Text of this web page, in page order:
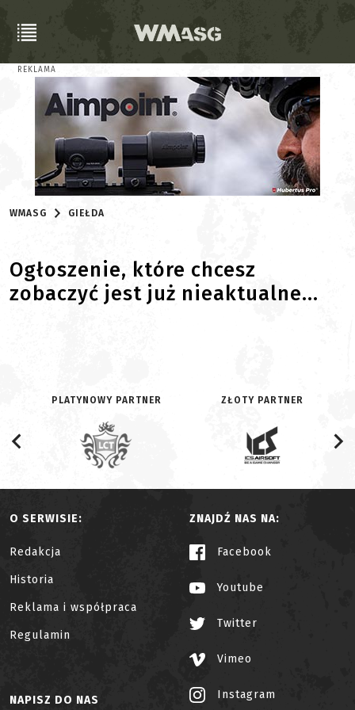
REKLAMA
WMASG GIEŁDA
Ogłoszenie, które chcesz
zobaczyć jest już nieaktualne...
PLATYNOWY PARTNER ZŁOTY PARTNER
O SERWISIE:
Redakcja
Historia
Reklama i współpraca
Regulamin
ZNAJDŹ NAS NA:
Facebook
Youtube
Twitter
Vimeo
Instagram
NAPISZ DO NAS